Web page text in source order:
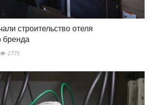
строительство отеля
бренда
2773